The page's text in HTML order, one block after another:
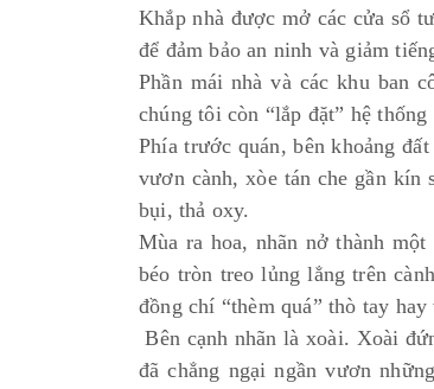
Khắp nhà được mở các cửa sổ
để đảm bảo an ninh và giảm
Phần mái nhà và các khu ban
chúng tôi còn “lắp đặt” hệ
Phía trước quán, bên khoảng
vươn cành, xòe tán che gần kín
bụi, thả oxy.
Mùa ra hoa, nhãn nở thành
béo tròn treo lủng lẳng trên
đồng chí “thèm quá” thò tay
Bên cạnh nhãn là xoài. Xoài
đã chẳng ngại ngần vươn